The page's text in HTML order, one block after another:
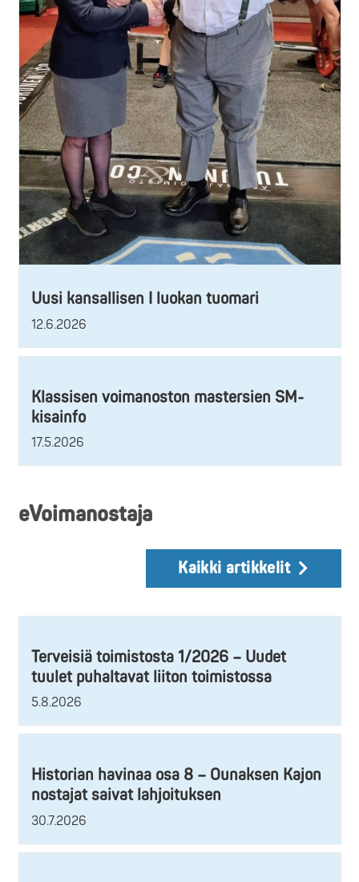
Uusi kansallisen I luokan tuomari
12.6.2026
Klassisen voimanoston mastersien SM-
kisainfo
17.5.2026
eVoimanostaja
Kaikki artikkelit
Terveisiä toimistosta 1/2026 – Uudet
tuulet puhaltavat liiton toimistossa
5.8.2026
Historian havinaa osa 8 – Ounaksen Kajon
nostajat saivat lahjoituksen
30.7.2026